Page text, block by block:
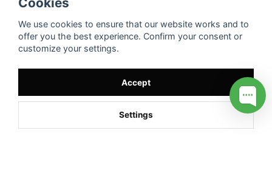
We use cookies to ensure that our website works and to
offer you the best experience. Confirm your consent or
customize your settings.
Accept
Settings